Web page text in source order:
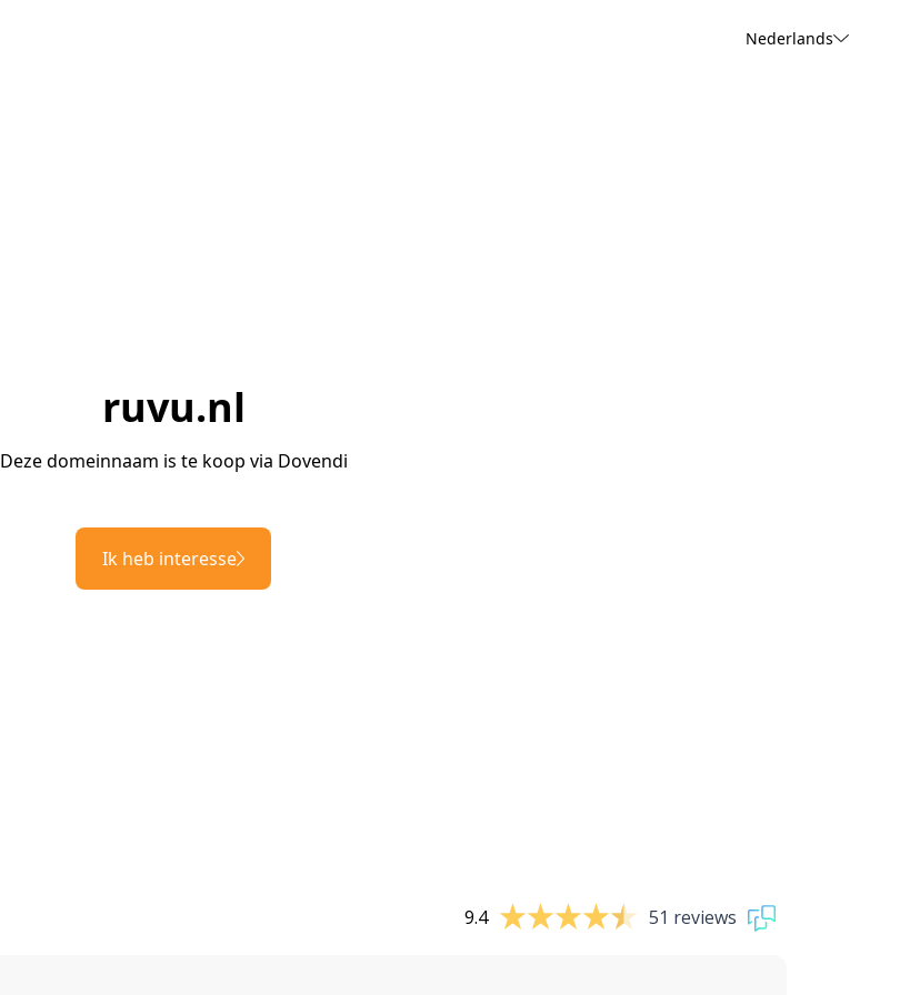
Nederlands
ruvu.nl
Deze domeinnaam is te koop via Dovendi
Ik heb interesse
9.4 51 reviews